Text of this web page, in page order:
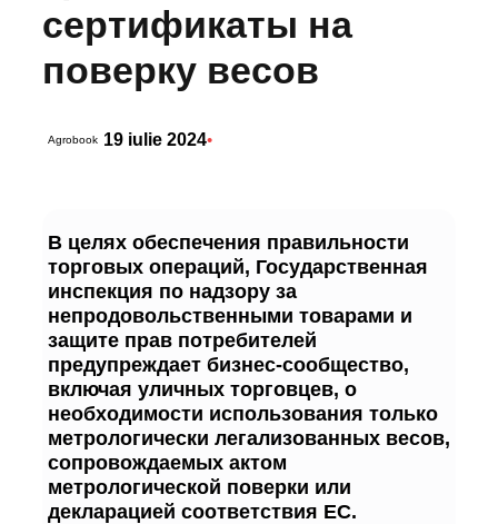
сертификаты на
поверку весов
Agrobook 19 iulie 2024•
В целях обеспечения правильности
торговых операций, Государственная
инспекция по надзору за
непродовольственными товарами и
защите прав потребителей
предупреждает бизнес-сообщество,
включая уличных торговцев, о
необходимости использования только
метрологически легализованных весов,
сопровождаемых актом
метрологической поверки или
декларацией соответствия ЕС.